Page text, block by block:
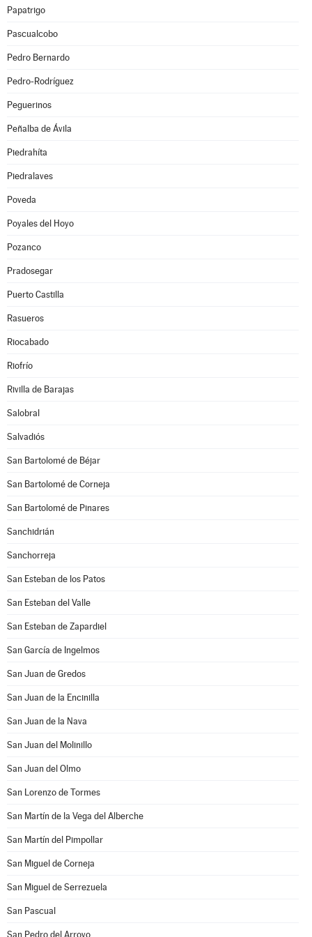
Papatrigo
Pascualcobo
Pedro Bernardo
Pedro-Rodríguez
Peguerinos
Peñalba de Ávila
Piedrahíta
Piedralaves
Poveda
Poyales del Hoyo
Pozanco
Pradosegar
Puerto Castilla
Rasueros
Riocabado
Riofrío
Rivilla de Barajas
Salobral
Salvadiós
San Bartolomé de Béjar
San Bartolomé de Corneja
San Bartolomé de Pinares
Sanchidrián
Sanchorreja
San Esteban de los Patos
San Esteban del Valle
San Esteban de Zapardiel
San García de Ingelmos
San Juan de Gredos
San Juan de la Encinilla
San Juan de la Nava
San Juan del Molinillo
San Juan del Olmo
San Lorenzo de Tormes
San Martín de la Vega del Alberche
San Martín del Pimpollar
San Miguel de Corneja
San Miguel de Serrezuela
San Pascual
San Pedro del Arroyo